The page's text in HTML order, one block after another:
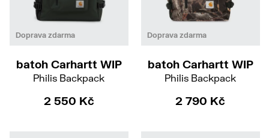
Doprava zdarma
batoh Carhartt WIP
Philis Backpack
2 550 Kč
Doprava zdarma
batoh Carhartt WIP
Philis Backpack
2 790 Kč